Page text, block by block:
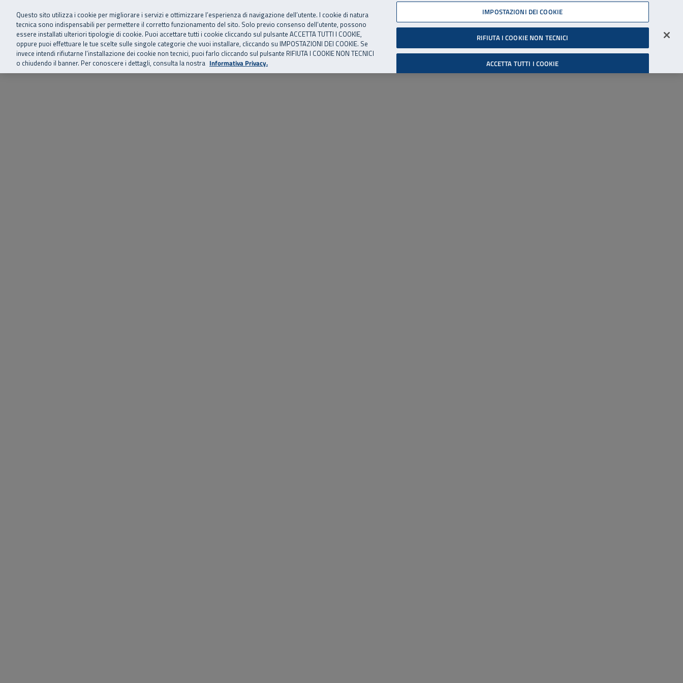
Vai al menu principale
Vai al contenuto principale
Vai al Footer 06 45539607
SuperAbile - il Contact Center Inail per il mondo della disabilità
Home Chi siamo Storie, news ed eventi Risorse utili Supporto Accessibilità
Cerca
Accedi all'area riservata
Questo sito utilizza i cookie per migliorare i servizi e ottimizzare l’esperienza di navigazione dell’utente. I cookie di natura
tecnica sono indispensabili per permettere il corretto funzionamento del sito. Solo previo consenso dell’utente, possono
essere installati ulteriori tipologie di cookie. Puoi accettare tutti i cookie cliccando sul pulsante ACCETTA TUTTI I COOKIE,
oppure puoi effettuare le tue scelte sulle singole categorie che vuoi installare, cliccando su IMPOSTAZIONI DEI COOKIE. Se
invece intendi rifiutarne l’installazione dei cookie non tecnici, puoi farlo cliccando sul pulsante RIFIUTA I COOKIE NON TECNICI
o chiudendo il banner. Per conoscere i dettagli, consulta la nostra Informativa Privacy.
IMPOSTAZIONI DEI COOKIE
RIFIUTA I COOKIE NON TECNICI
ACCETTA TUTTI I COOKIE